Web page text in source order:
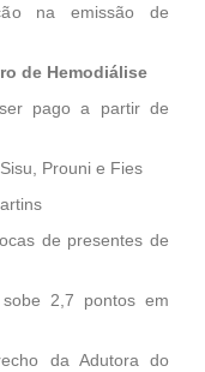
na emissão de
de Hemodiálise
pago a partir de
Prouni e Fies
de presentes de
2,7 pontos em
da Adutora do